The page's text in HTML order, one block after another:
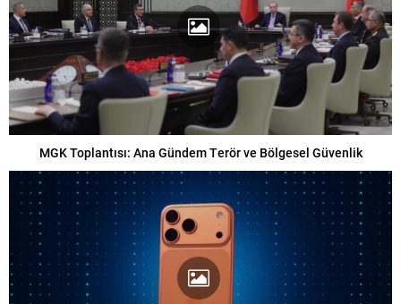
MGK Toplantısı: Ana Gündem Terör ve Bölgesel Güvenlik